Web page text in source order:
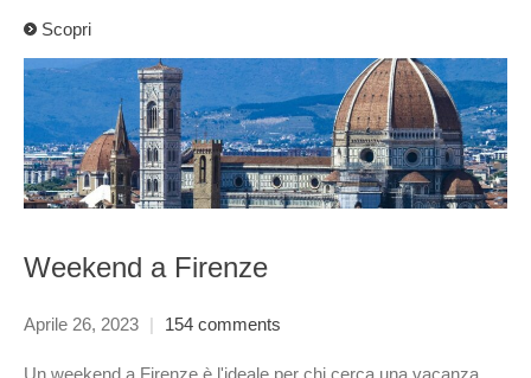
Scopri
Weekend a Firenze
Aprile 26, 2023 154 comments
Un weekend a Firenze è l'ideale per chi cerca una vacanza